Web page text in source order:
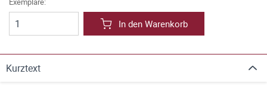
In den Warenkorb
Kurztext